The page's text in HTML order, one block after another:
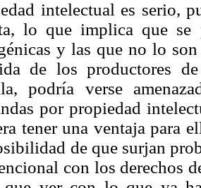
intelectual es serio,
lo que implica que se
y las que no lo
de los productores
podría verse
por propiedad
tener una ventaja para
de que surjan
con los derechos